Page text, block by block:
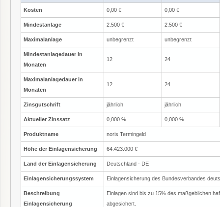
Kosten 0,00 € 0,00 €
Mindestanlage 2.500 € 2.500 €
Maximalanlage unbegrenzt unbegrenzt
Mindestanlagedauer in
Monaten
12 24
Maximalanlagedauer in
Monaten
12 24
Zinsgutschrift jährlich jährlich
Aktueller Zinssatz 0,000 % 0,000 %
Produktname noris Termingeld
Höhe der Einlagensicherung 64.423.000 €
Land der Einlagensicherung Deutschland - DE
Einlagensicherungssystem Einlagensicherung des Bundesverbandes
Beschreibung
Einlagensicherung
Einlagen sind bis zu 15% des maßgeblichen
abgesichert.